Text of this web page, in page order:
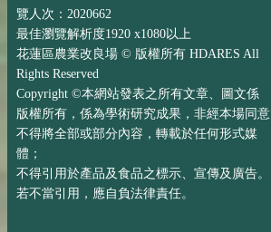
覽人次：2020662
最佳瀏覽解析度1920 x1080以上
花蓮區農業改良場 © 版權所有 HDARES All
Rights Reserved
Copyright ©本網站發表之所有文章、圖文係
版權所有，係為學術研究成果，非經本場同意
不得將全部或部分內容，轉載於任何形式媒
體；
不得引用於產品及食品之標示、宣傳及廣告。
若不當引用，應自負法律責任。